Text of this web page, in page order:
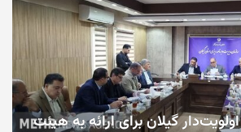
پروژه اولویت‌دار گیلان برای ارائه به هیئت